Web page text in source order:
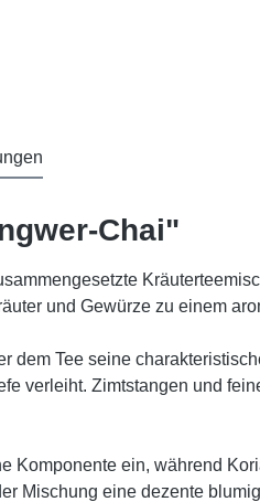
Chai"
und Gewürze zu einem
dem Tee seine
verleiht. Zimtstangen und
Komponente ein, während
Mischung eine dezente